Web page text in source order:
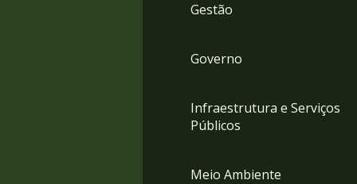
Gestão
Governo
Infraestrutura e Serviços
Públicos
Meio Ambiente